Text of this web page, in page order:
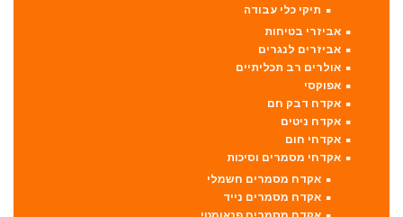
תיקי כלי עבודה
אביזרי בטיחות
אביזרים לנגרים
אולרים רב תכליתיים
אפוקסי
אקדח דבק חם
אקדח ניטים
אקדחי חום
אקדחי מסמרים וסיכות
אקדח מסמרים חשמלי
אקדח מסמרים נייד